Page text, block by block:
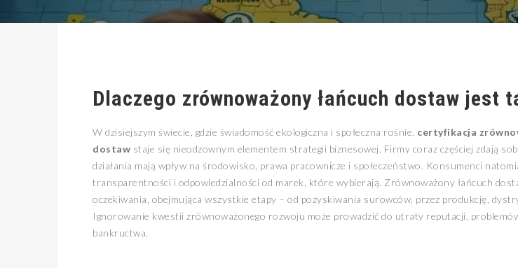
Dlaczego zrównoważony łańcuch dostaw jest
W dzisiejszym świecie, gdzie świadomość ekologiczna i społeczna rośnie, certyfikacja
dostaw staje się nieodzownym elementem strategii biznesowej. Firmy coraz częściej zdają
działania mają wpływ na środowisko, prawa pracownicze i społeczeństwo. Konsumenci
transparentności i odpowiedzialności od marek, które wybierają. Zrównoważony łańcuch
oczekiwania, obejmująca wszystkie etapy – od pozyskiwania surowców, przez produkcję,
Ignorowanie kwestii zrównoważonego rozwoju może prowadzić do utraty reputacji,
bankructwa.